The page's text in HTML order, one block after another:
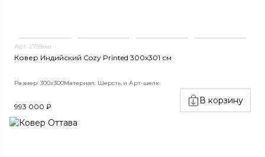
Арт. 2755нш
Ковер Индийский Cozy Printed 300x301 см
Размер: 300x300Материал: Шерсть и Арт-шелк
993 000 ₽
В корзину